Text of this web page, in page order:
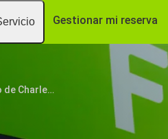
Gestionar mi reserva
Aeropuerto de Charleroi